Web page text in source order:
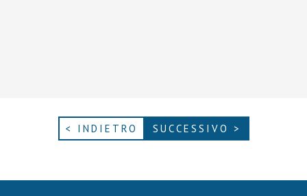
< INDIETRO SUCCESSIVO >